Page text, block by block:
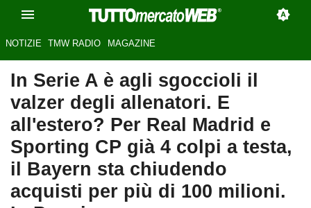
NOTIZIE TMW RADIO MAGAZINE
In Serie A è agli sgoccioli il
valzer degli allenatori. E
all'estero? Per Real Madrid e
Sporting CP già 4 colpi a testa,
il Bayern sta chiudendo
acquisti per più di 100 milioni.